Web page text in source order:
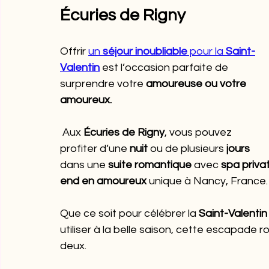
Écuries de Rigny
Offrir un séjour inoubliable pour la Saint-
Valentin est l’occasion parfaite de
surprendre votre amoureuse ou votre
amoureux.
Aux Écuries de Rigny, vous pouvez
profiter d’une nuit ou de plusieurs jours
dans une suite romantique avec spa
end en amoureux unique à Nancy, France.
Que ce soit pour célébrer la Saint-Valentin
utiliser à la belle saison, cette escapade
deux.